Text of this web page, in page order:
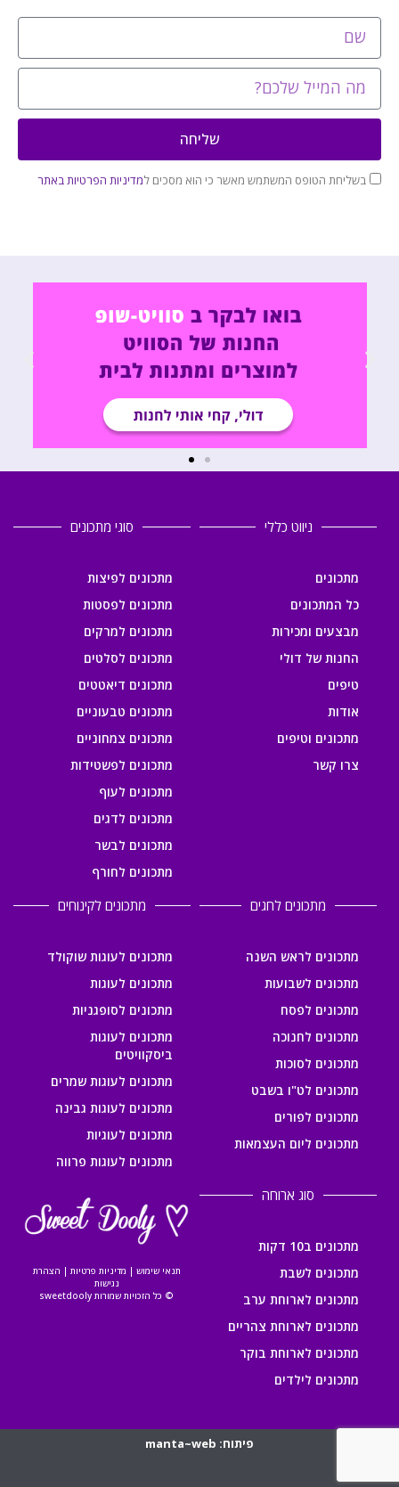
בשליחת הטופס המשתמש מאשר כי הוא מסכים למדיניות הפרטיות באתר
שליחה
ניווט כללי
מתכונים
כל המתכונים
מבצעים ומכירות
החנות של דולי
טיפים
אודות
מתכונים וטיפים
צרו קשר
סוגי מתכונים
מתכונים לפיצות
מתכונים לפסטות
מתכונים למרקים
מתכונים לסלטים
מתכונים דיאטטים
מתכונים טבעוניים
מתכונים צמחוניים
מתכונים לפשטידות
מתכונים לעוף
מתכונים לדגים
מתכונים לבשר
מתכונים לחורף
מתכונים לחגים
מתכונים לראש השנה
מתכונים לשבועות
מתכונים לפסח
מתכונים לחנוכה
מתכונים לסוכות
מתכונים לט"ו בשבט
מתכונים לפורים
מתכונים ליום העצמאות
מתכונים לקינוחים
מתכונים לעוגות שוקולד
מתכונים לעוגות
מתכונים לסופגניות
מתכונים לעוגות
ביסקוויטים
מתכונים לעוגות שמרים
מתכונים לעוגות גבינה
מתכונים לעוגיות
מתכונים לעוגות פרווה
סוג ארוחה
מתכונים ב10 דקות
מתכונים לשבת
מתכונים לארוחת ערב
מתכונים לארוחת צהריים
מתכונים לארוחת בוקר
מתכונים לילדים
תנאי שימוש | מדיניות פרטיות | הצהרת
נגישות
© כל הזכויות שמורות sweetdooly
פיתוח: manta~web